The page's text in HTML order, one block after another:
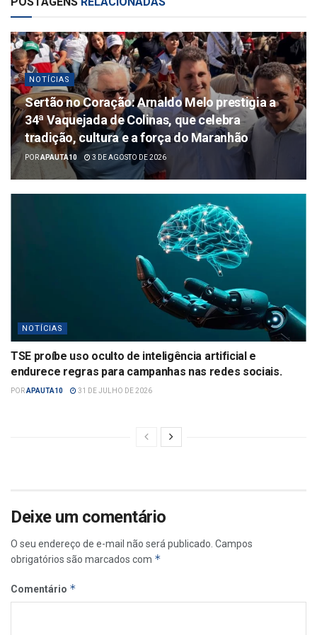
NOTÍCIAS
Sertão no Coração: Arnaldo Melo prestigia a
34ª Vaquejada de Colinas, que celebra
tradição, cultura e a força do Maranhão
PORAPAUTA10 3 DE AGOSTO DE 2026
NOTÍCIAS
TSE proíbe uso oculto de inteligência artificial e
endurece regras para campanhas nas redes sociais.
PORAPAUTA10 31 DE JULHO DE 2026
Deixe um comentário
O seu endereço de e-mail não será publicado. Campos
obrigatórios são marcados com *
Comentário *